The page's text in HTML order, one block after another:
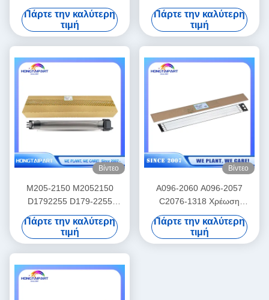
Xerox Χρώμα 800 1000 800i
1000i Φορτιση Corona
Μονάδα CT400027
125K05030 125K93820
641S00776 Φορτιστή
Μονάδα Φορτιστή Μέρη
Πάρτε την καλύτερη
τιμή
9001 9002 7503 9003
Ανταλλακτικά Hongtaipart
Πάρτε την καλύτερη
τιμή
Βίντεο
M205-2150 M2052150
D1792255 D179-2255
Τεχνική συναρμολόγηση
Corona για την Ricoh Pro
C9100 C9110 C9200 C9210
8100S 8100EX HONGTAIP
Πάρτε την καλύτερη
τιμή
Βίντεο
A096-2060 A096-2057
C2076-1318 Χρέωση
Corona Grid για την Ricoh
Aficio MP 5500 6000 6001
6002 6500 7000 7001 7500
Πάρτε την καλύτερη
τιμή